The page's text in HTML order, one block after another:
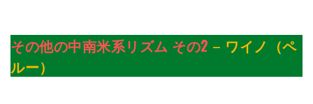
その他の中南米系リズム その2 – ワイノ（ペ
ルー）